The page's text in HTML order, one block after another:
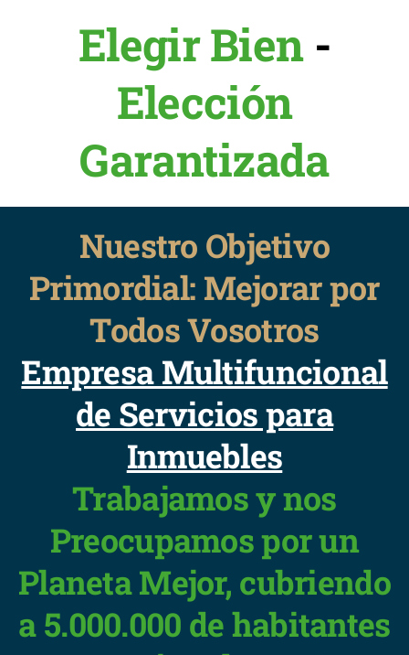
Elegir Bien -
Elección
Garantizada
Nuestro Objetivo
Primordial: Mejorar por
Todos Vosotros
Empresa Multifuncional
de Servicios para
Inmuebles
Trabajamos y nos
Preocupamos por un
Planeta Mejor, cubriendo
a 5.000.000 de habitantes